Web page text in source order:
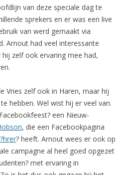
van deze speciale dag te
sprekers en er was een live
van werd gemaakt via
Arnout had veel interessante
zelf ook ervaring mee had,
Vries zelf ook in Haren, maar hij
hebben. Wel wist hij er veel van.
een Nieuw-
, die een Facebookpagina
? heeft. Arnout wees er ook op
campagne al heel goed opgezet
met ervaring in